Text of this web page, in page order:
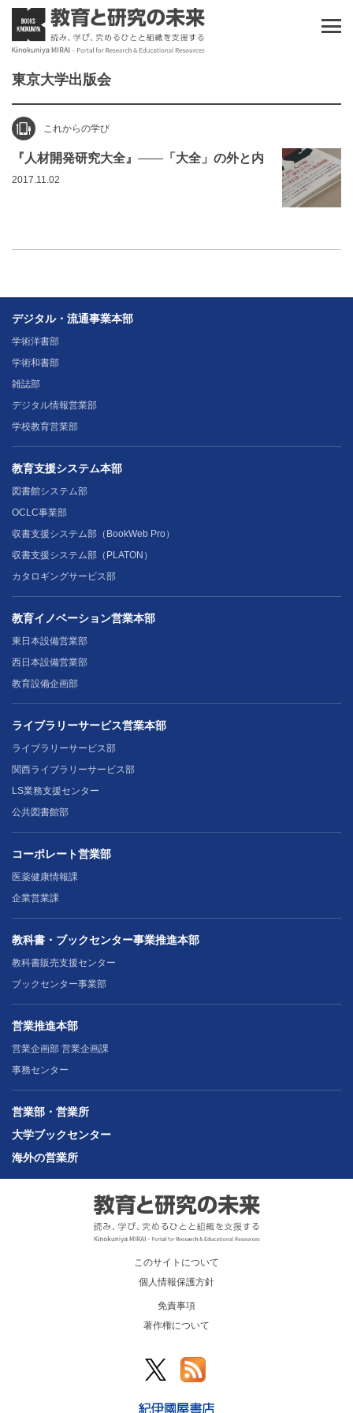
東京大学出版会
これからの学び
『人材開発研究大全』――「大全」の外と内
2017.11.02
デジタル・流通事業本部
学術洋書部
学術和書部
雑誌部
デジタル情報営業部
学校教育営業部
教育支援システム本部
図書館システム部
OCLC事業部
収書支援システム部（BookWeb Pro）
収書支援システム部（PLATON）
カタロギングサービス部
教育イノベーション営業本部
東日本設備営業部
西日本設備営業部
教育設備企画部
ライブラリーサービス営業本部
ライブラリーサービス部
関西ライブラリーサービス部
LS業務支援センター
公共図書館部
コーポレート営業部
医薬健康情報課
企業営業課
教科書・ブックセンター事業推進本部
教科書販売支援センター
ブックセンター事業部
営業推進本部
営業企画部 営業企画課
事務センター
営業部・営業所
大学ブックセンター
海外の営業所
このサイトについて
個人情報保護方針
免責事項
著作権について